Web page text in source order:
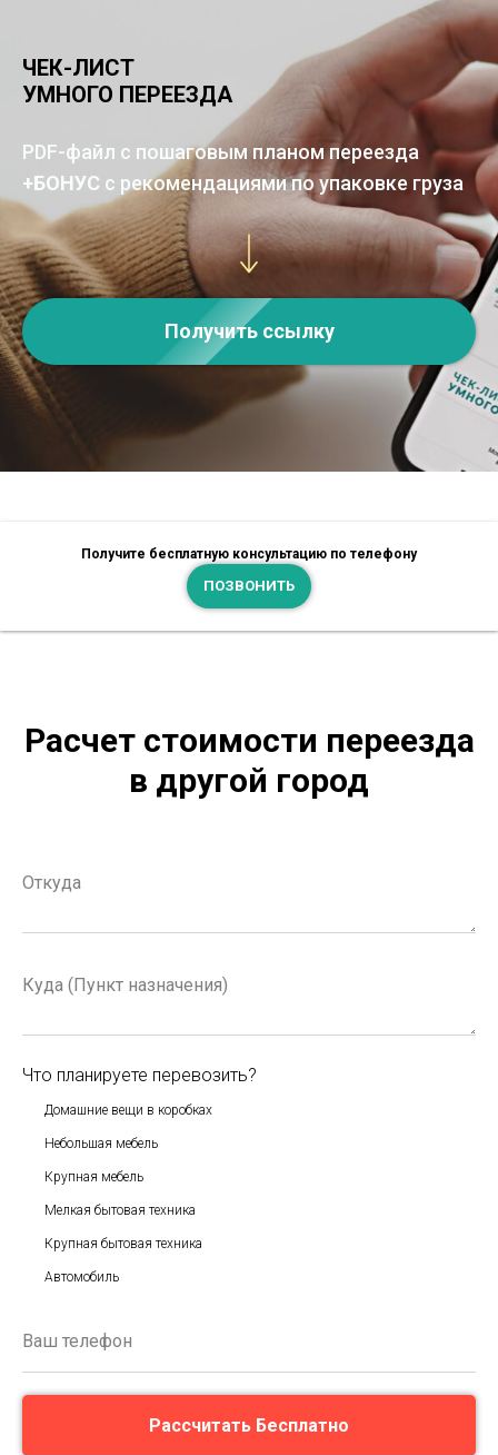
ЧЕК-ЛИСТ
УМНОГО ПЕРЕЕЗДА
PDF-файл с пошаговым планом переезда
+БОНУС с рекомендациями по упаковке груза
Получить ссылку
Получите бесплатную консультацию по телефону
ПОЗВОНИТЬ
Расчет стоимости переезда
в другой город
Что планируете перевозить?
Домашние вещи в коробках
Небольшая мебель
Крупная мебель
Мелкая бытовая техника
Крупная бытовая техника
Автомобиль
Рассчитать Бесплатно